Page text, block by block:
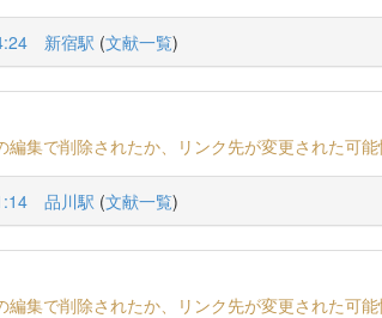
新宿駅 (文献一覧)
編集で削除されたか、リンク先が変更された可能
品川駅 (文献一覧)
編集で削除されたか、リンク先が変更された可能